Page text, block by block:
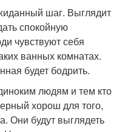
шаг. Выглядит
спокойную
чувствуют себя
ванных комнатах.
будет бодрить.
людям и тем кто
хорош для того,
Они будут выглядеть